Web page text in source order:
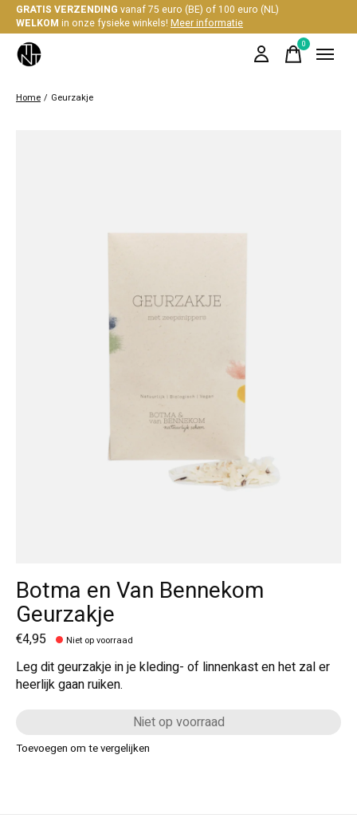
GRATIS VERZENDING vanaf 75 euro (BE) of 100 euro (NL)
WELKOM in onze fysieke winkels!Meer informatie
0items
Home / Geurzakje
Botma en Van Bennekom
Geurzakje
€4,95 Niet op voorraad
Leg dit geurzakje in je kleding- of linnenkast en het zal er
heerlijk gaan ruiken.
Niet op voorraad
Toevoegen om te vergelijken